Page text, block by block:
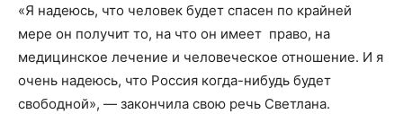
«Я надеюсь, что человек будет спасен по крайней
мере он получит то, на что он имеет право, на
медицинское лечение и человеческое отношение. И я
очень надеюсь, что Россия когда-нибудь будет
свободной», — закончила свою речь Светлана.